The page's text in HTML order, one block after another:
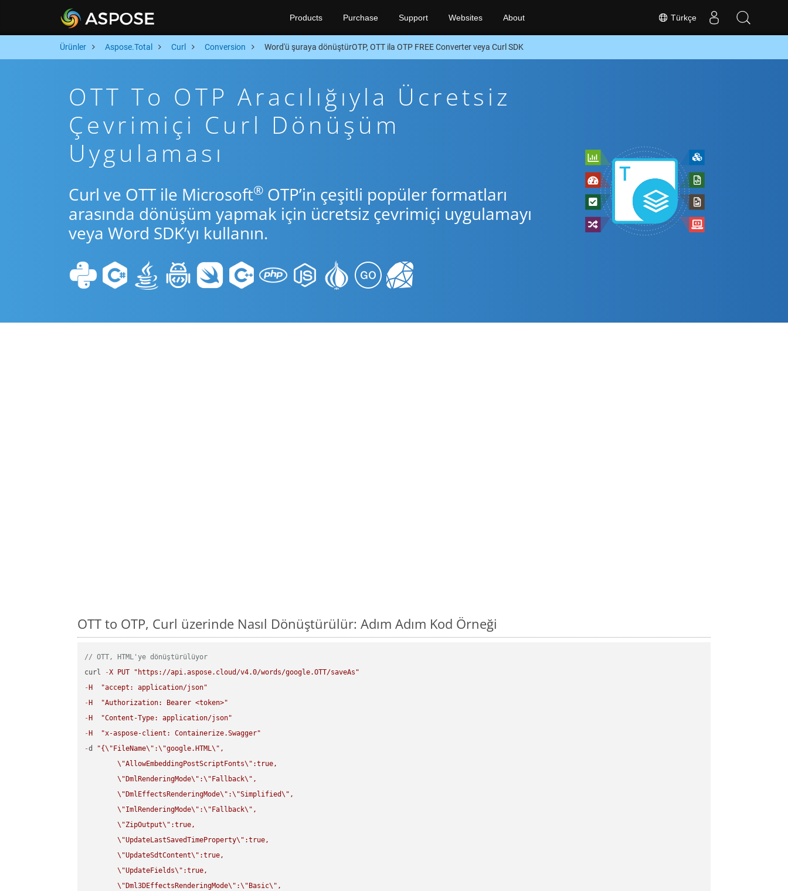
Türkçe
Products Purchase Support Websites About
Ürünler Aspose.Total Curl Conversion Word'ü şuraya dönüştürOTP, OTT ila OTP FREE Converter veya Curl SDK
OTT To OTP Aracılığıyla Ücretsiz
Çevrimiçi Curl Dönüşüm
Uygulaması
Curl ve OTT ile Microsoft® OTP’in çeşitli popüler formatları
arasında dönüşüm yapmak için ücretsiz çevrimiçi uygulamayı
veya Word SDK’yı kullanın.
OTT to OTP, Curl üzerinde Nasıl Dönüştürülür: Adım Adım Kod Örneği
// OTT, HTML'ye dönüştürülüyor
curl
-X PUT
"https://api.aspose.cloud/v4.0/words/google.OTT/saveAs"
- H
"accept: application/json"
- H
"Authorization: Bearer <token>"
- H
"Content-Type: application/json"
- H
"x-aspose-client: Containerize.Swagger"
-d "{\" FileName\" :\"google.HTML\" ,
\"AllowEmbeddingPostScriptFonts\" :true,
\" DmlRenderingMode\" :\" Fallback\" ,
\" DmlEffectsRenderingMode\" :\"Simplified\" ,
\"ImlRenderingMode\" :\" Fallback\" ,
\"ZipOutput\" :true,
\"UpdateLastSavedTimeProperty\" :true,
\"UpdateSdtContent\" :true,
\"UpdateFields\" :true,
\" Dml3DEffectsRenderingMode\" :\" Basic\" ,